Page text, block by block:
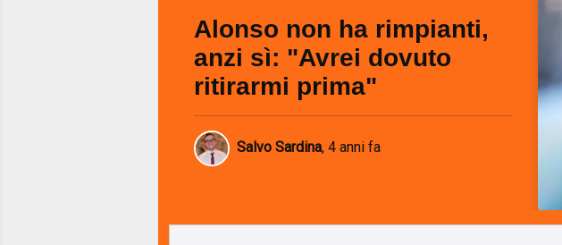
Alonso non ha rimpianti,
anzi sì: "Avrei dovuto
ritirarmi prima"
Salvo Sardina, 4 anni fa